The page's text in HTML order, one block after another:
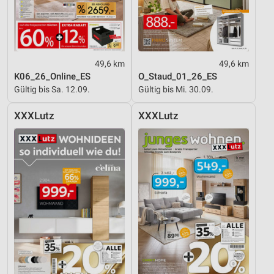
49,6 km
K06_26_Online_ES
Gültig bis Sa. 12.09.
49,6 km
O_Staud_01_26_ES
Gültig bis Mi. 30.09.
XXXLutz XXXLutz
Kombinationen von Daten aus verschiedenen
Quellen
Entwicklung und Verbesserung der Angebote
Verwendung reduzierter Daten zur Auswahl von
Inhalten
Verwendung genauer Standortdaten
Geräte anhand von aktiv angeforderten
Informationen identifizieren
Nicht-IAB-Verarbeitungszwecke:
Notwendig
Performance
Funktional
Werbung